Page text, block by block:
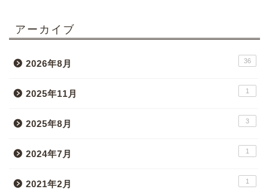
アーカイブ
2026年8月 36
2025年11月 1
2025年8月 3
2024年7月 1
2021年2月 1